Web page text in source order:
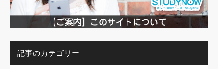
記事のカテゴリー